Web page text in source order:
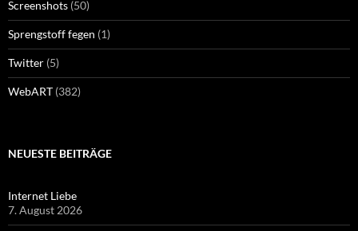
Screenshots (50)
Sprengstoff fegen (1)
Twitter (5)
WebART (382)
NEUESTE BEITRÄGE
Internet Liebe
7. August 2026